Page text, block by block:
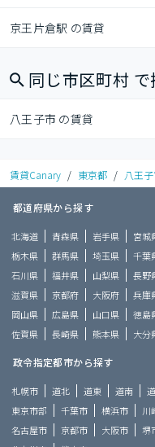
京王片倉駅 の賃貸
同じ市区町村 で
八王子市 の賃貸
賃貸Canary / 東京都 / 八王
都道府県から探す
北海道 青森県 岩手県 宮城
栃木県
群馬県 埼玉県 千葉
石川県
福井県 山梨県 長野
滋賀県
京都府 大阪府 兵庫
岡山県
広島県 山口県 徳島
佐賀県
長崎県 熊本県 大分
政令指定都市から探す
札幌市 道北 道東 道南
東京市部
千葉市 横浜市 川
名古屋市
京都市 大阪市 堺